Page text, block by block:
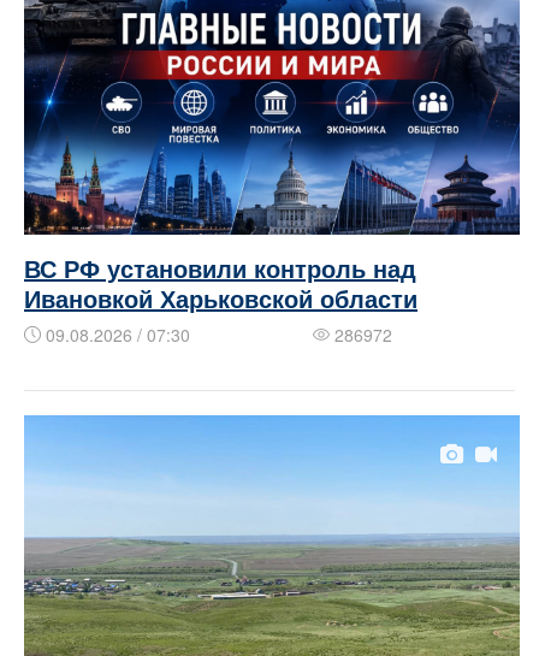
ВС РФ установили контроль над
Ивановкой Харьковской области
09.08.2026 / 07:30 286972